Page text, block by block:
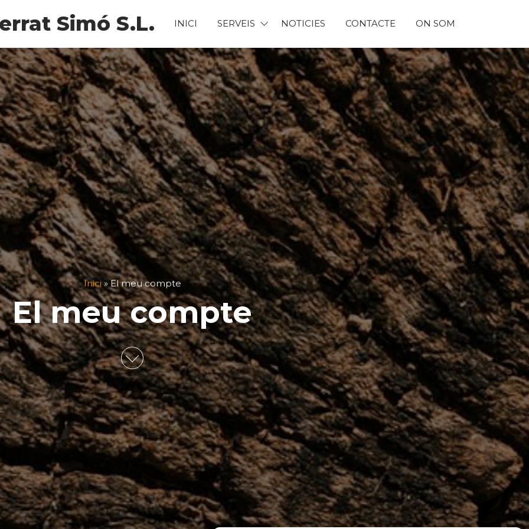
Simó S.L. INICI SERVEIS NOTICIES CONTACTE ON SOM
Inici »El meu compte
El meu compte